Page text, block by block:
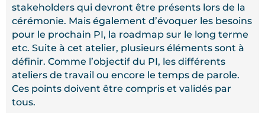
stakeholders qui devront être présents lors de la
cérémonie. Mais également d’évoquer les besoins
pour le prochain PI, la roadmap sur le long terme
etc. Suite à cet atelier, plusieurs éléments sont à
définir. Comme l’objectif du PI, les différents
ateliers de travail ou encore le temps de parole.
Ces points doivent être compris et validés par
tous.